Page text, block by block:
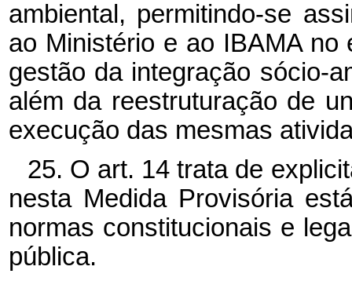
ambiental, permitindo-se
ao Ministério e ao IBAMA
gestão da integração sócio-
além da reestruturação de
execução das mesmas
25. O art. 14 trata de
nesta Medida Provisória
normas constitucionais e
pública.